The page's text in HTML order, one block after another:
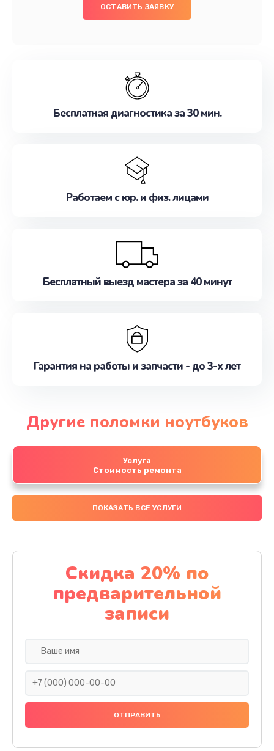
ОСТАВИТЬ ЗАЯВКУ
Бесплатная диагностика за 30 мин.
Работаем с юр. и физ. лицами
Бесплатный выезд мастера за 40 минут
Гарантия на работы и запчасти - до 3-х лет
Другие поломки ноутбуков
Услуга
Стоимость ремонта
ПОКАЗАТЬ ВСЕ УСЛУГИ
Скидка 20% по
предварительной
записи